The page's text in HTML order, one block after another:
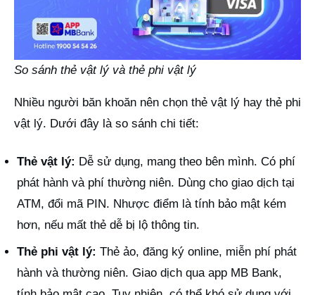
So sánh thẻ vật lý và thẻ phi vật lý
Nhiều người băn khoăn nên chọn thẻ vật lý hay thẻ phi
vật lý. Dưới đây là so sánh chi tiết:
Thẻ vật lý: Dễ sử dụng, mang theo bên mình. Có phí
phát hành và phí thường niên. Dùng cho giao dịch tại
ATM, đổi mã PIN. Nhược điểm là tính bảo mật kém
hơn, nếu mất thẻ dễ bị lộ thông tin.
Thẻ phi vật lý: Thẻ ảo, đăng ký online, miễn phí phát
hành và thường niên. Giao dịch qua app MB Bank,